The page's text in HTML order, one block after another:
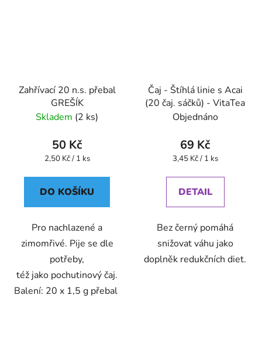
Zahřívací 20 n.s. přebal
GREŠÍK
Skladem (2 ks)
50 Kč
Měrná
2,50 Kč / 1 ks
DO KOŠÍKU
Pro nachlazené a
zimomřivé. Pije se dle
potřeby,
též jako pochutinový čaj.
Balení: 20 x 1,5 g přebal
Čaj - Štíhlá linie s Acai
(20 čaj. sáčků) - VitaTea
Objednáno
69 Kč
Měrná
3,45 Kč / 1 ks
DETAIL
Bez černý pomáhá
snižovat váhu jako
doplněk redukčních diet.